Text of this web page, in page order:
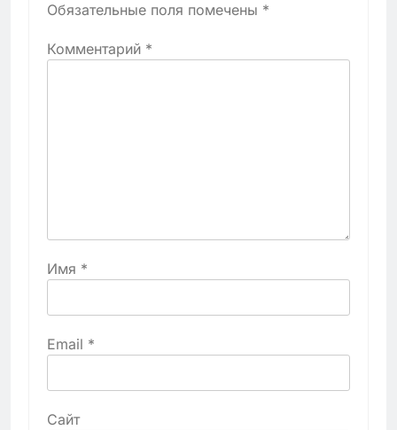
Обязательные поля помечены *
Комментарий *
Имя *
Email *
Сайт